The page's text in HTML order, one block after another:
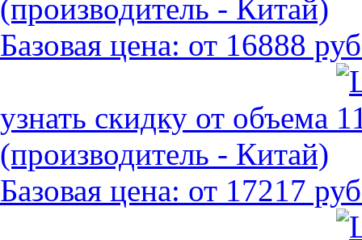
(производитель - Китай)
Базовая цена: от 16888
узнать скидку от объема
(производитель - Китай)
Базовая цена: от 17217